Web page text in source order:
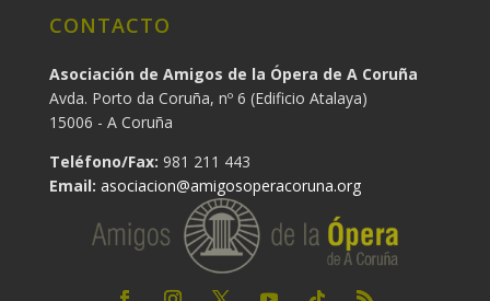
CONTACTO
Asociación de Amigos de la Ópera de A Coruña
Avda. Porto da Coruña, nº 6 (Edificio Atalaya)
15006 - A Coruña
Teléfono/Fax: 981 211 443
Email: asociacion@amigosoperacoruna.org